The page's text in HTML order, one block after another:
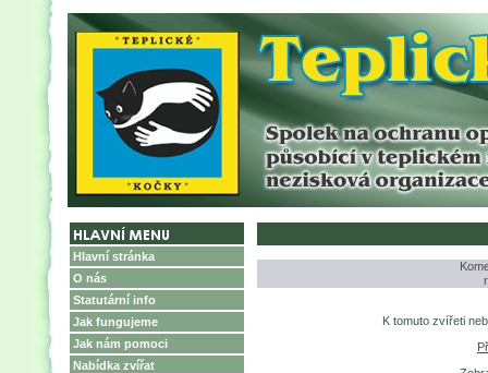
Hlavní stránka
O nás
Statutární info
Jak fungujeme
Jak nám pomoci
Nabídka zvířat
K tomuto zvířeti